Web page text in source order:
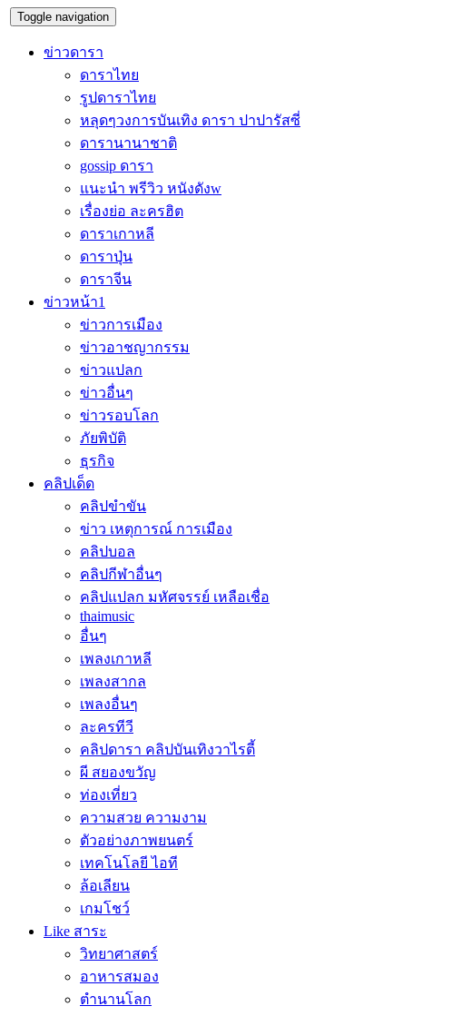
Toggle navigation
ข่าวดารา
ดาราไทย
รูปดาราไทย
หลุดๆวงการบันเทิง ดารา ปาปารัสซี่
ดารานานาชาติ
gossip ดารา
แนะนำ พรีวิว หนังดังw
เรื่องย่อ ละครฮิต
ดาราเกาหลี
ดาราปุ่น
ดาราจีน
ข่าวหน้า1
ข่าวการเมือง
ข่าวอาชญากรรม
ข่าวแปลก
ข่าวอื่นๆ
ข่าวรอบโลก
ภัยพิบัติ
ธุรกิจ
คลิปเด็ด
คลิปขำขัน
ข่าว เหตุการณ์ การเมือง
คลิปบอล
คลิปกีฬาอื่นๆ
คลิปแปลก มหัศจรรย์ เหลือเชื่อ
thaimusic
อื่นๆ
เพลงเกาหลี
เพลงสากล
เพลงอื่นๆ
ละครทีวี
คลิปดารา คลิปบันเทิงวาไรตี้
ผี สยองขวัญ
ท่องเที่ยว
ความสวย ความงาม
ตัวอย่างภาพยนตร์
เทคโนโลยี ไอที
ล้อเลียน
เกมโชว์
Like สาระ
วิทยาศาสตร์
อาหารสมอง
ตำนานโลก